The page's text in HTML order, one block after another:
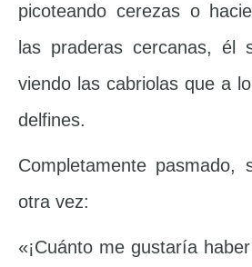
picoteando cerezas o
las praderas cercanas, él
viendo las cabriolas que a
delfines.
Completamente
otra vez:
«¡Cuánto me gustaría